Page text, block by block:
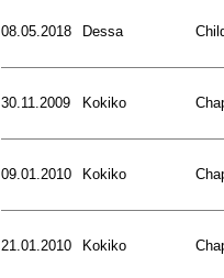
08.05.2018 Dessa
30.11.2009 Kokiko
09.01.2010 Kokiko
21.01.2010 Kokiko